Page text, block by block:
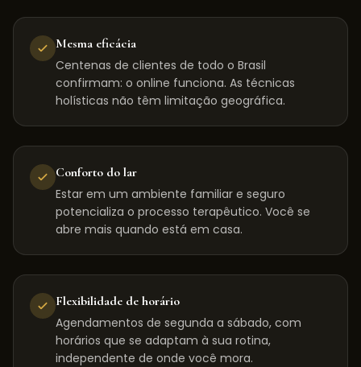
Mesma eficácia
Centenas de clientes de todo o Brasil
confirmam: o online funciona. As técnicas
holísticas não têm limitação geográfica.
Conforto do lar
Estar em um ambiente familiar e seguro
potencializa o processo terapêutico. Você se
abre mais quando está em casa.
Flexibilidade de horário
Agendamentos de segunda a sábado, com
horários que se adaptam à sua rotina,
independente de onde você mora.